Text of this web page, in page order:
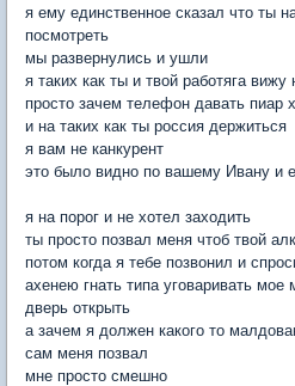
я ему единственное сказал что ты
посмотреть
мы развернулись и ушли
я таких как ты и твой работяга вижу
просто зачем телефон давать пиар
и на таких как ты россия держиться
я вам не канкурент
это было видно по вашему Ивану и
я на порог и не хотел заходить
ты просто позвал меня чтоб твой
потом когда я тебе позвонил и
ахенею гнать типа уговаривать
дверь открыть
а зачем я должен какого то
сам меня позвал
мне просто смешно